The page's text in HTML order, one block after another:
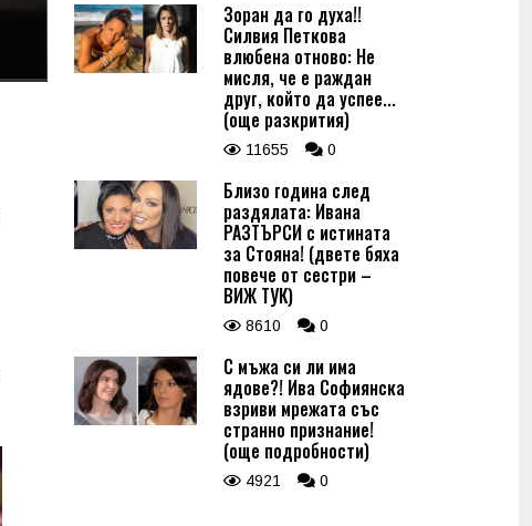
Зоран да го духа!!
Силвия Петкова
влюбена отново: Не
мисля, че е раждан
друг, който да успее...
(още разкрития)
11655 0
Близо година след
раздялата: Ивана
РАЗТЪРСИ с истината
за Стояна! (двете бяха
повече от сестри –
ВИЖ ТУК)
8610 0
С мъжа си ли има
ядове?! Ива Софиянска
взриви мрежата със
странно признание!
(още подробности)
4921 0